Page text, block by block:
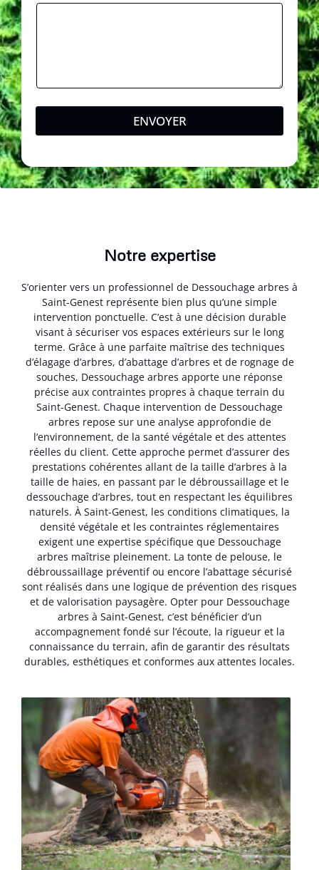
ENVOYER
Notre expertise
S’orienter vers un professionnel de Dessouchage arbres à
Saint-Genest représente bien plus qu’une simple
intervention ponctuelle. C’est à une décision durable
visant à sécuriser vos espaces extérieurs sur le long
terme. Grâce à une parfaite maîtrise des techniques
d’élagage d’arbres, d’abattage d’arbres et de rognage de
souches, Dessouchage arbres apporte une réponse
précise aux contraintes propres à chaque terrain du
Saint-Genest. Chaque intervention de Dessouchage
arbres repose sur une analyse approfondie de
l’environnement, de la santé végétale et des attentes
réelles du client. Cette approche permet d’assurer des
prestations cohérentes allant de la taille d’arbres à la
taille de haies, en passant par le débroussaillage et le
dessouchage d’arbres, tout en respectant les équilibres
naturels. À Saint-Genest, les conditions climatiques, la
densité végétale et les contraintes réglementaires
exigent une expertise spécifique que Dessouchage
arbres maîtrise pleinement. La tonte de pelouse, le
débroussaillage préventif ou encore l’abattage sécurisé
sont réalisés dans une logique de prévention des risques
et de valorisation paysagère. Opter pour Dessouchage
arbres à Saint-Genest, c’est bénéficier d’un
accompagnement fondé sur l’écoute, la rigueur et la
connaissance du terrain, afin de garantir des résultats
durables, esthétiques et conformes aux attentes locales.